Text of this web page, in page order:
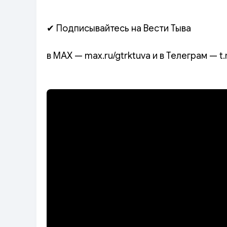
✔ Подписывайтесь на Вести Тыва
в MAX — max.ru/gtrktuva и в Телеграм —